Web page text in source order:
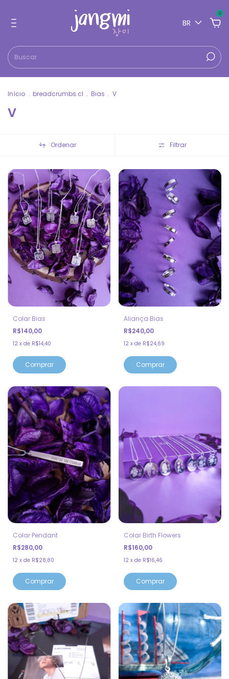
BR
0
Início . breadcrumbs.cl . Bias . V
V
Ordenar Filtrar
Colar Bias
R$140,00
12 x de R$14,40
Comprar
Aliança Bias
R$240,00
12 x de R$24,69
Comprar
Colar Pendant
R$280,00
12 x de R$28,80
Comprar
Colar Birth Flowers
R$160,00
12 x de R$16,46
Comprar